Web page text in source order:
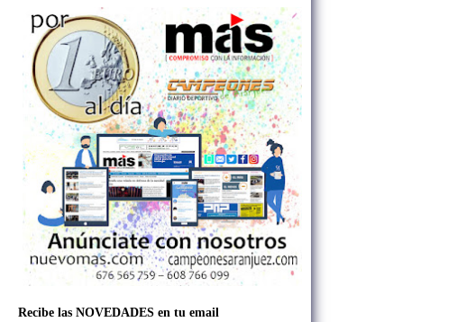
Recibe las NOVEDADES en tu email